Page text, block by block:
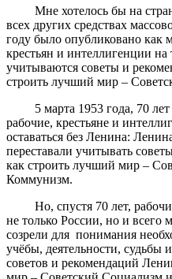
Мне хотелось бы на
всех других средствах
году было опубликовано как
крестьян и интеллигенции на
учитываются советы и
строить лучший мир –
5 марта 1953 года, 70 лет
рабочие, крестьяне и
оставаться без Ленина:
переставали учитывать
как строить лучший мир –
Коммунизм.
Но, спустя 70 лет,
не только России, но и всего
созрели для понимания
учёбы, деятельности, судьбы
советов и рекомендаций